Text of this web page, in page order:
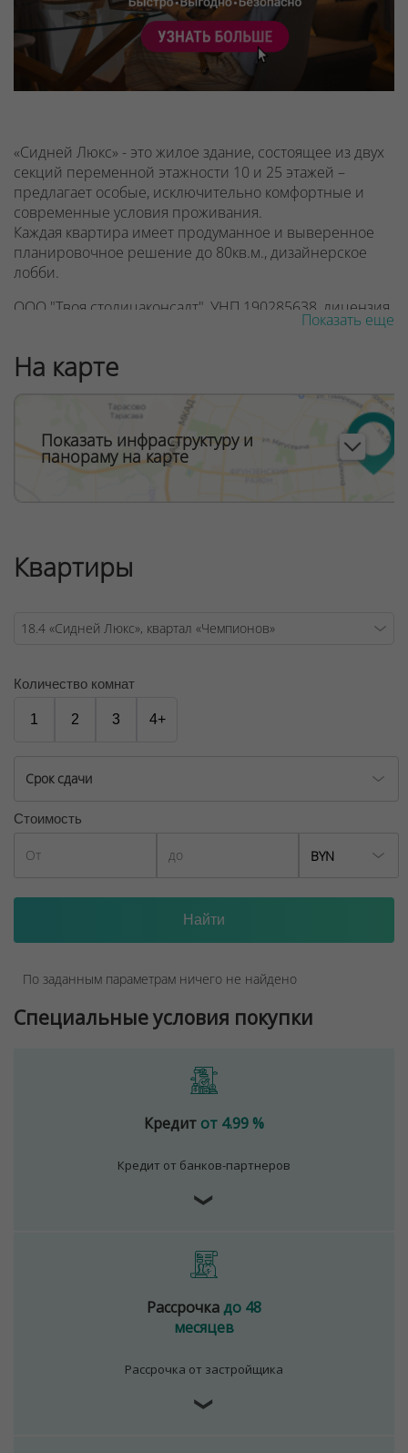
«Сидней Люкс» - это жилое здание, состоящее из двух
секций переменной этажности 10 и 25 этажей –
предлагает особые, исключительно комфортные и
современные условия проживания.
Каждая квартира имеет продуманное и выверенное
планировочное решение до 80кв.м., дизайнерское
лобби.
ООО "Твоя столицаконсалт", УНП 190285638, лицензия
Договор на оказание риэлтерских услуг № 447/6, от
04.09.2025
Показать еще
На карте
Показать инфраструктуру и
панораму на карте
Квартиры
Количество комнат
1 2 3 4+
Срок сдачи
Стоимость
BYN
По заданным параметрам ничего не найдено
Специальные условия покупки
Кредит от 4.99 %
Кредит от банков-партнеров
❯
Рассрочкадо 48
месяцев
Рассрочка от застройщика
❯